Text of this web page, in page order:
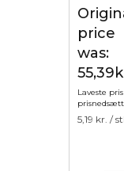
price
was:
Laveste
5,19 kr. /